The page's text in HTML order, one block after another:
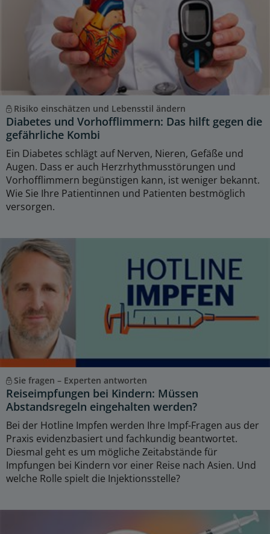
Risiko einschätzen und Lebensstil ändern
Diabetes und Vorhofflimmern: Das hilft gegen die
gefährliche Kombi
Ein Diabetes schlägt auf Nerven, Nieren, Gefäße und
Augen. Dass er auch Herzrhythmusstörungen und
Vorhofflimmern begünstigen kann, ist weniger bekannt.
Wie Sie Ihre Patientinnen und Patienten bestmöglich
versorgen.
Sie fragen – Experten antworten
Reiseimpfungen bei Kindern: Müssen
Abstandsregeln eingehalten werden?
Bei der Hotline Impfen werden Ihre Impf-Fragen aus der
Praxis evidenzbasiert und fachkundig beantwortet.
Diesmal geht es um mögliche Zeitabstände für
Impfungen bei Kindern vor einer Reise nach Asien. Und
welche Rolle spielt die Injektionsstelle?